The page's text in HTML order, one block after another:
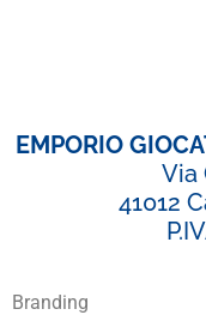
EMPORIO
Via
41012
Branding